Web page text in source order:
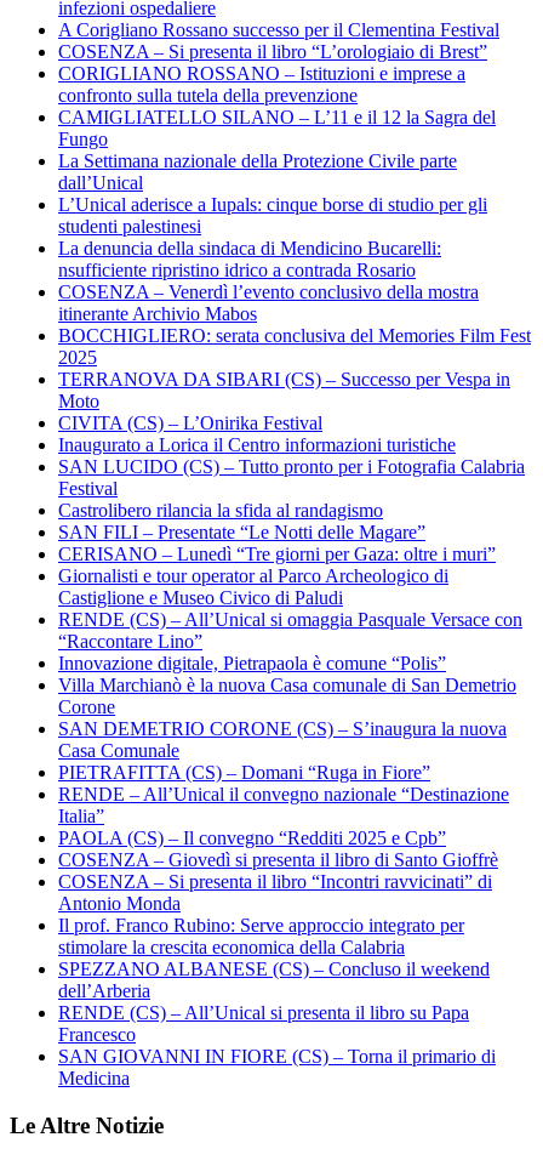
infezioni ospedaliere
A Corigliano Rossano successo per il Clementina Festival
COSENZA – Si presenta il libro “L’orologiaio di Brest”
CORIGLIANO ROSSANO – Istituzioni e imprese a
confronto sulla tutela della prevenzione
CAMIGLIATELLO SILANO – L’11 e il 12 la Sagra del
Fungo
La Settimana nazionale della Protezione Civile parte
dall’Unical
L’Unical aderisce a Iupals: cinque borse di studio per gli
studenti palestinesi
La denuncia della sindaca di Mendicino Bucarelli:
nsufficiente ripristino idrico a contrada Rosario
COSENZA – Venerdì l’evento conclusivo della mostra
itinerante Archivio Mabos
BOCCHIGLIERO: serata conclusiva del Memories Film Fest
2025
TERRANOVA DA SIBARI (CS) – Successo per Vespa in
Moto
CIVITA (CS) – L’Onirika Festival
Inaugurato a Lorica il Centro informazioni turistiche
SAN LUCIDO (CS) – Tutto pronto per i Fotografia Calabria
Festival
Castrolibero rilancia la sfida al randagismo
SAN FILI – Presentate “Le Notti delle Magare”
CERISANO – Lunedì “Tre giorni per Gaza: oltre i muri”
Giornalisti e tour operator al Parco Archeologico di
Castiglione e Museo Civico di Paludi
RENDE (CS) – All’Unical si omaggia Pasquale Versace con
“Raccontare Lino”
Innovazione digitale, Pietrapaola è comune “Polis”
Villa Marchianò è la nuova Casa comunale di San Demetrio
Corone
SAN DEMETRIO CORONE (CS) – S’inaugura la nuova
Casa Comunale
PIETRAFITTA (CS) – Domani “Ruga in Fiore”
RENDE – All’Unical il convegno nazionale “Destinazione
Italia”
PAOLA (CS) – Il convegno “Redditi 2025 e Cpb”
COSENZA – Giovedì si presenta il libro di Santo Gioffrè
COSENZA – Si presenta il libro “Incontri ravvicinati” di
Antonio Monda
Il prof. Franco Rubino: Serve approccio integrato per
stimolare la crescita economica della Calabria
SPEZZANO ALBANESE (CS) – Concluso il weekend
dell’Arberia
RENDE (CS) – All’Unical si presenta il libro su Papa
Francesco
SAN GIOVANNI IN FIORE (CS) – Torna il primario di
Medicina
Le Altre Notizie